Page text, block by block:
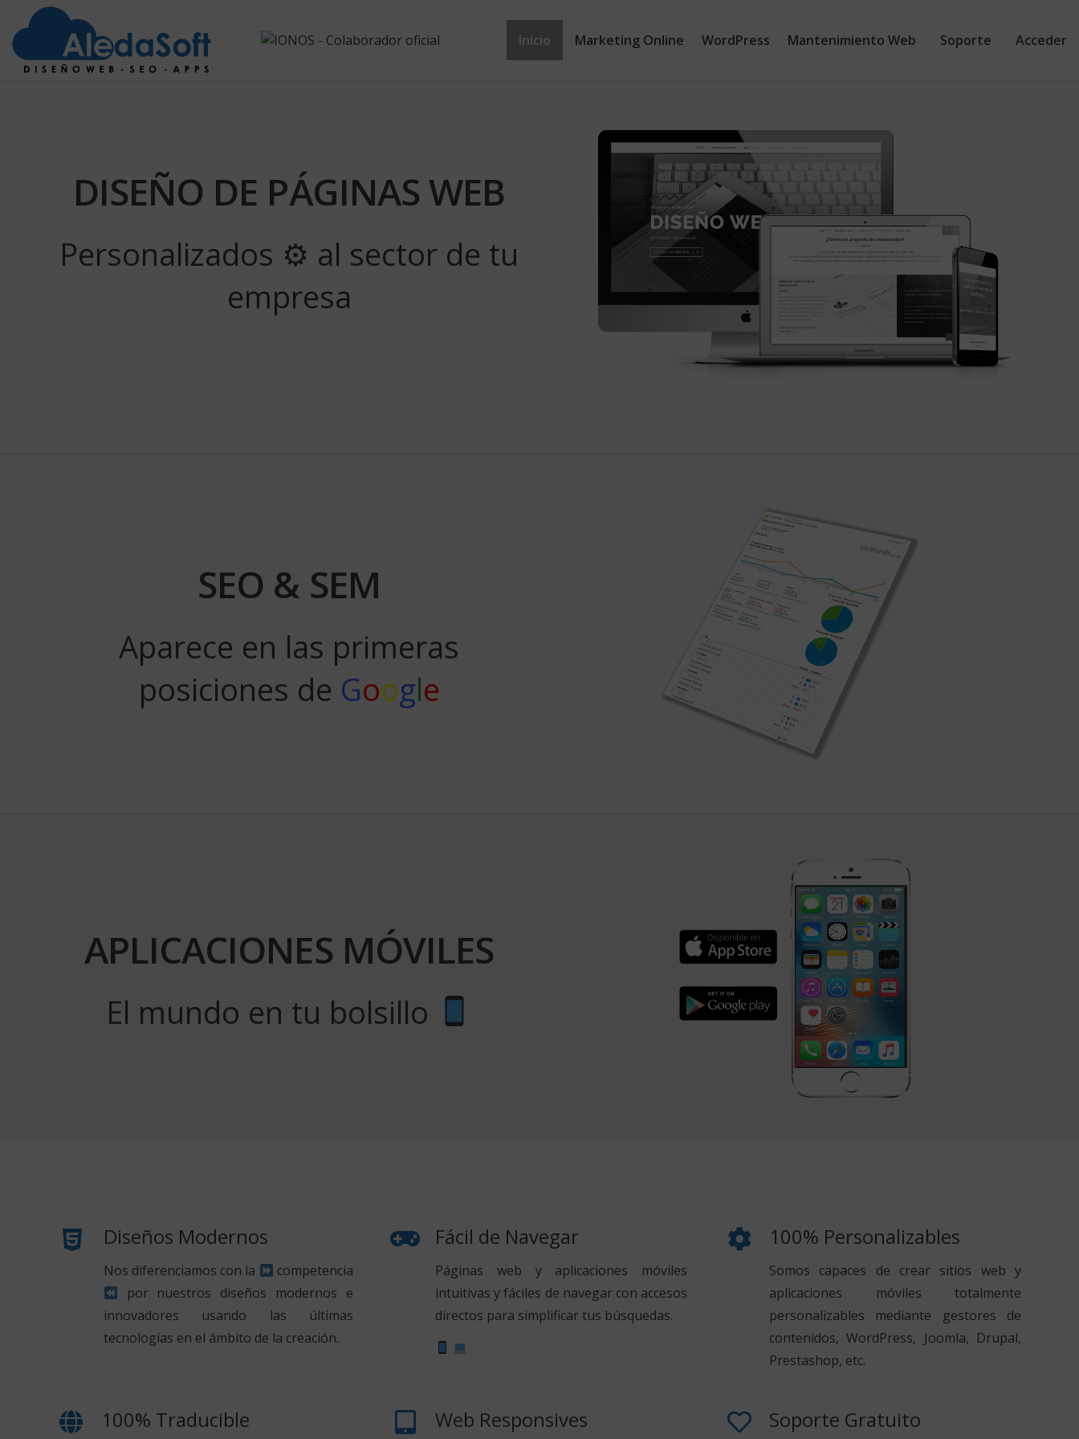
Inicio Marketing Online WordPress Mantenimiento Web Soporte Acceder
DISEÑO DE PÁGINAS WEB
Personalizados ⚙ al sector de tu
empresa
SEO & SEM
Aparece en las primeras
posiciones de Google
APLICACIONES MÓVILES
El mundo en tu bolsillo
Diseños Modernos
Nos diferenciamos con la
competencia
por nuestros diseños modernos e
innovadores usando las últimas
tecnologías en el ámbito de la creación.
Fácil de Navegar
Páginas web y aplicaciones móviles
intuitivas y fáciles de navegar con accesos
directos para simplificar tus búsquedas.
100% Personalizables
Somos capaces de crear sitios web y
aplicaciones móviles totalmente
personalizables mediante gestores de
contenidos, WordPress, Joomla, Drupal,
Prestashop, etc.
100% Traducible Web Responsives Soporte Gratuito